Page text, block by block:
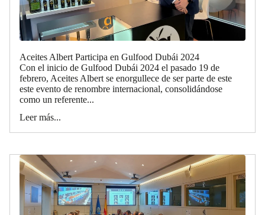
Aceites Albert Participa en Gulfood Dubái 2024
Con el inicio de Gulfood Dubái 2024 el pasado 19 de
febrero, Aceites Albert se enorgullece de ser parte de este
este evento de renombre internacional, consolidándose
como un referente...
Leer más...